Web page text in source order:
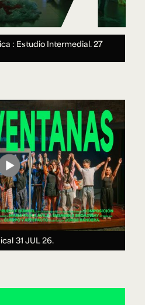
: Estudio Intermedial.27
31 JUL 26.